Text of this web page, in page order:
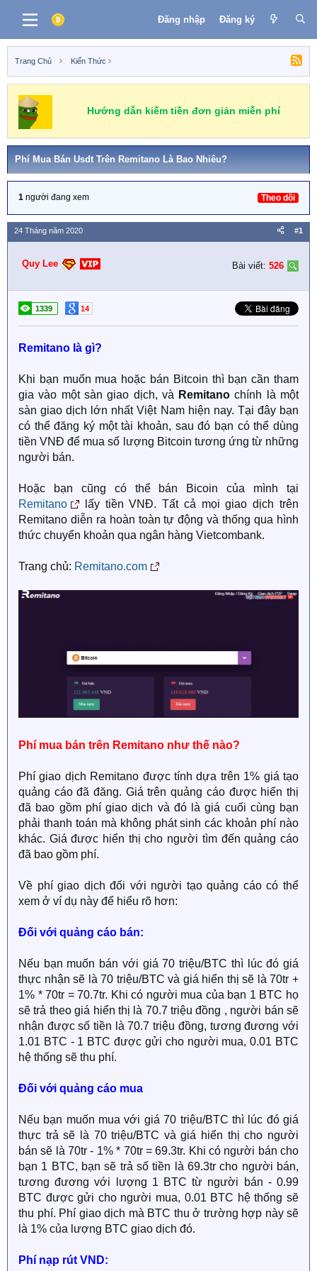
Đăng nhập Đăng ký
Trang Chủ Kiến Thức
Hướng dẫn kiếm tiền đơn giản miễn phí
Phí Mua Bán Usdt Trên Remitano Là Bao Nhiêu?
1 người đang xem Theo dõi
24 Tháng năm 2020 #1
Quy Lee Bài viết: 526
1339 14
Remitano là gì?
Khi bạn muốn mua hoặc bán Bitcoin thì bạn cần tham
gia vào một sàn giao dịch, và Remitano chính là một
sàn giao dịch lớn nhất Việt Nam hiện nay. Tại đây bạn
có thể đăng ký một tài khoản, sau đó bạn có thể dùng
tiền VNĐ để mua số lượng Bitcoin tương ứng từ những
người bán.
Hoặc bạn cũng có thể bán Bicoin của mình tại
Remitano
lấy tiền VNĐ. Tất cả mọi giao dịch trên
Remitano diễn ra hoàn toàn tự động và thống qua hình
thức chuyển khoản qua ngân hàng Vietcombank.
Trang chủ: Remitano.com
Phí mua bán trên Remitano như thế nào?
Phí giao dịch Remitano được tính dựa trên 1% giá tạo
quảng cáo đã đăng. Giá trên quảng cáo được hiển thị
đã bao gồm phí giao dịch và đó là giá cuối cùng bạn
phải thanh toán mà không phát sinh các khoản phí nào
khác. Giá được hiển thị cho người tìm đến quảng cáo
đã bao gồm phí.
Về phí giao dịch đối với người tạo quảng cáo có thể
xem ở ví dụ này để hiểu rõ hơn:
Đối với quảng cáo bán:
Nếu bạn muốn bán với giá 70 triệu/BTC thì lúc đó giá
thực nhận sẽ là 70 triệu/BTC và giá hiển thị sẽ là 70tr +
1% * 70tr = 70.7tr. Khi có người mua của bạn 1 BTC họ
sẽ trả theo giá hiển thị là 70.7 triệu đồng , người bán sẽ
nhận được số tiền là 70.7 triệu đồng, tương đương với
1.01 BTC - 1 BTC được gửi cho người mua, 0.01 BTC
hệ thống sẽ thu phí.
Đối với quảng cáo mua
Nếu bạn muốn mua với giá 70 triệu/BTC thì lúc đó giá
thực trả sẽ là 70 triệu/BTC và giá hiển thị cho người
bán sẽ là 70tr - 1% * 70tr = 69.3tr. Khi có người bán cho
bạn 1 BTC, bạn sẽ trả số tiền là 69.3tr cho người bán,
tương đương với lượng 1 BTC từ người bán - 0.99
BTC được gửi cho người mua, 0.01 BTC hệ thống sẽ
thu phí. Phí giao dịch mà BTC thu ở trường hợp này sẽ
là 1% của lượng BTC giao dịch đó.
Phí nạp rút VND: